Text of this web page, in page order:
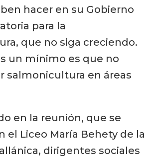
hacer en su Gobierno
para la
que no siga creciendo.
un mínimo es que no
salmonicultura en áreas
en la reunión, que se
el Liceo María Behety de la
dirigentes sociales